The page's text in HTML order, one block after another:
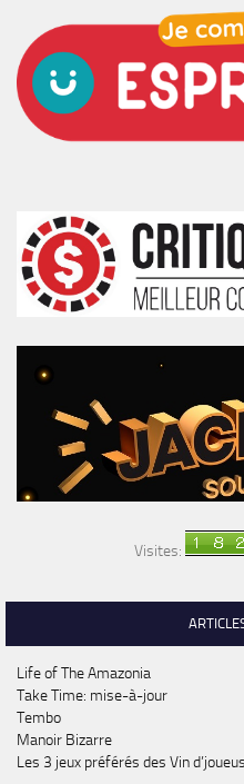
Visites:
Life of The Amazonia
Take Time: mise-à-jour
Tembo
Manoir Bizarre
Les 3 jeux préférés des Vin